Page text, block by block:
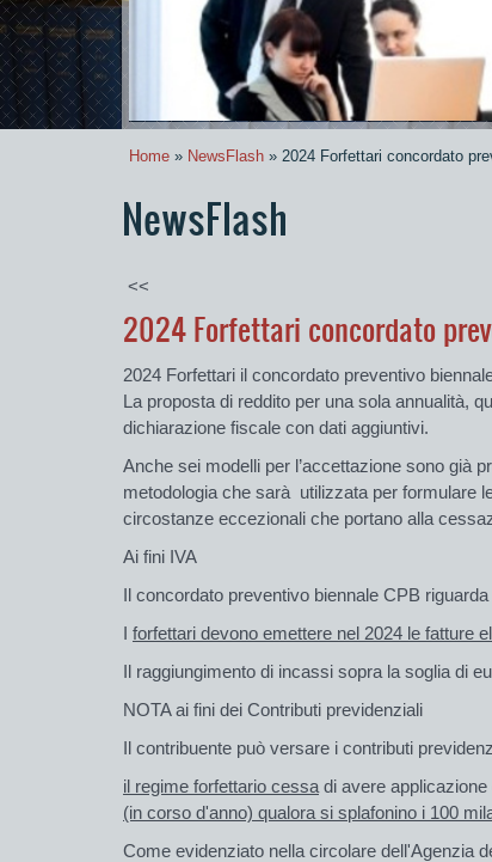
Home » NewsFlash » 2024 Forfettari concordato
NewsFlash
<<
2024 Forfettari concordato
2024 Forfettari il concordato preventivo
La proposta di reddito per una sola annualità,
dichiarazione fiscale con dati aggiuntivi.
Anche sei modelli per l’accettazione sono già
metodologia che sarà utilizzata per formulare
circostanze eccezionali che portano alla
Ai fini IVA
Il concordato preventivo biennale CPB
I forfettari devono emettere nel 2024 le fatture
Il raggiungimento di incassi sopra la soglia di
NOTA ai fini dei Contributi previdenziali
Il contribuente può versare i contributi
il regime forfettario cessa di avere
(in corso d'anno) qualora si splafonino i 100
Come evidenziato nella circolare dell'Agenzia